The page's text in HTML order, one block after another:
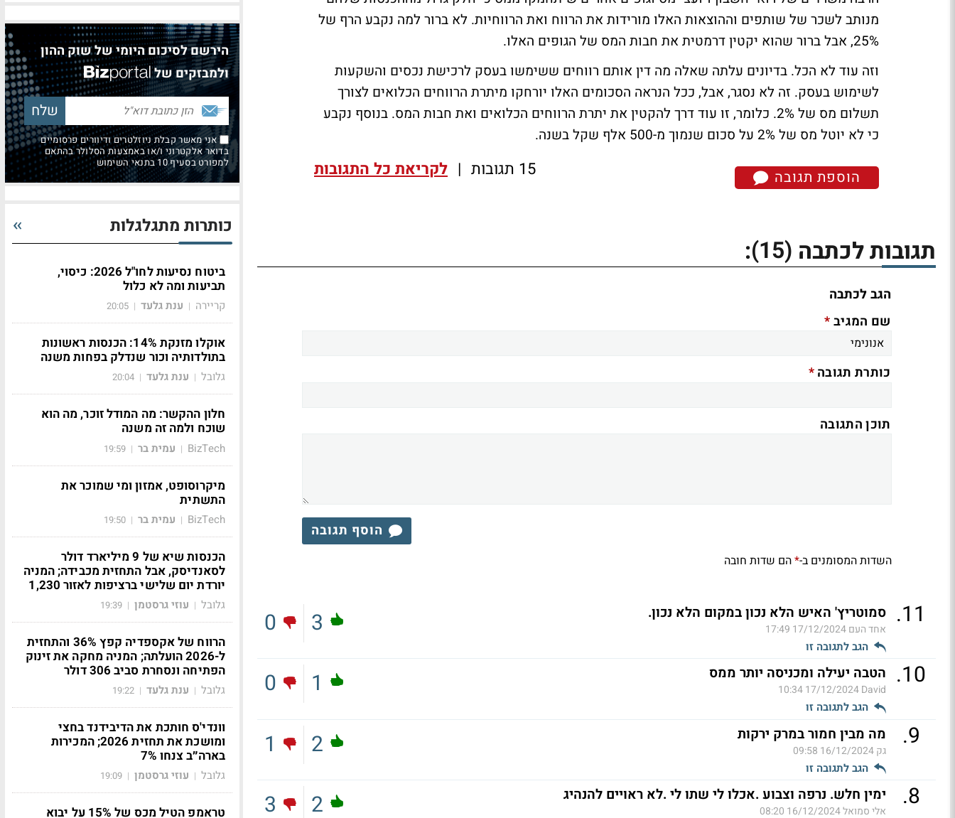
מנותב לשכר של שותפים וההוצאות האלו מורידות את הרווח ואת הרווחיות. לא ברור למה נקבע הרף של
25%, אבל ברור שהוא יקטין דרמטית את חבות המס של הגופים האלו.
וזה עוד לא הכל. בדיונים עלתה שאלה מה דין אותם רווחים ששימשו בעסק לרכישת נכסים והשקעות
לשימוש בעסק. זה לא נסגר, אבל, ככל הנראה הסכומים האלו יורחקו מיתרת הרווחים הכלואים לצורך
תשלום מס של 2%. כלומר, זו עוד דרך להקטין את יתרת הרווחים הכלואים ואת חבות המס. בנוסף נקבע
כי לא יוטל מס של 2% על סכום שנמוך מ-500 אלף שקל בשנה.
הוספת תגובה 15 תגובות | לקריאת כל התגובות
תגובות לכתבה (15)
:
הגב לכתבה
שם המגיב*
כותרת תגובה*
תוכן התגובה
הוסף תגובה
השדות המסומנים ב-*הם שדות חובה
11
. סמוטריץ' האיש הלא נכון במקום הלא נכון.
אחד העם17/12/2024 17:49
הגב לתגובה זו
3
0
10
. הטבה יעילה ומכניסה יותר ממס
David
17/12/2024 10:34
הגב לתגובה זו
1
0
9
. מה מבין חמור במרק ירקות
גק16/12/2024 09:58
הגב לתגובה זו
2
1
8
. ימין חלש. נרפה וצבוע .אכלו לי שתו לי .לא ראויים להנהיג
אלי סמואל16/12/2024 08:20
2
3
הירשם לסיכום היומי של שוק ההון
ולמבזקים של
אני מאשר קבלת ניוזלטרים ודיוורים פרסומיים
בדואר אלקטרוני ו/או באמצעות הסלולר בהתאם
למפורט בסעיף 10 בתנאי השימוש
כותרות מתגלגלות
ביטוח נסיעות לחו"ל 2026: כיסוי,
תביעות ומה לא כלול
קריירה | ענת גלעד |
20:05
אוקלו מזנקת 14%: הכנסות ראשונות
בתולדותיה וכור שנדלק בפחות משנה
גלובל | ענת גלעד |
20:04
חלון ההקשר: מה המודל זוכר, מה הוא
שוכח ולמה זה משנה
BizTech
| עמית בר |
19:59
מיקרוסופט, אמזון ומי שמוכר את
התשתית
BizTech
| עמית בר |
19:50
הכנסות שיא של 9 מיליארד דולר
לסאנדיסק, אבל התחזית מכבידה; המניה
יורדת יום שלישי ברציפות לאזור 1,230
גלובל | עוזי גרסטמן |
19:39
הרווח של אקספדיה קפץ 36% והתחזית
ל-2026 הועלתה; המניה מחקה את זינוק
הפתיחה ונסחרת סביב 306 דולר
גלובל | ענת גלעד |
19:22
וונדי'ס חותכת את הדיבידנד בחצי
ומושכת את תחזית 2026; המכירות
בארה״ב צנחו 7%
גלובל | עוזי גרסטמן |
19:09
טראמפ הטיל מכס של 15% על יבוא